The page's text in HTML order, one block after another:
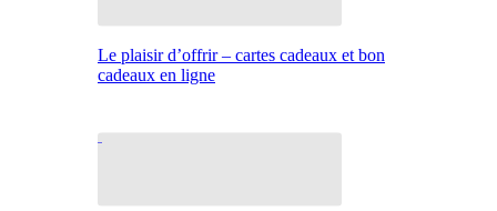
Le plaisir d’offrir – cartes cadeaux et bon
cadeaux en ligne